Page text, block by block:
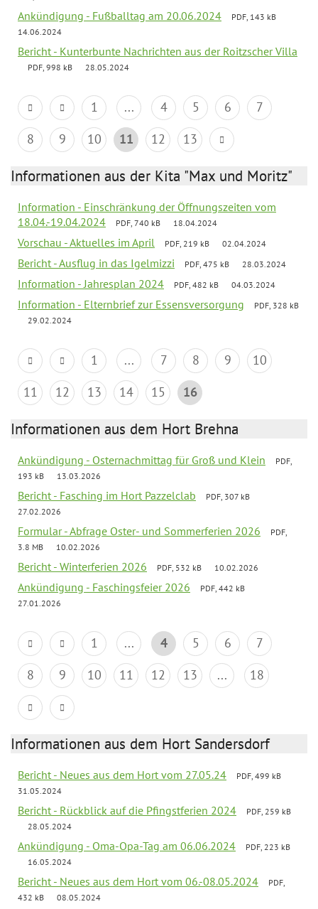
Ankündigung - Fußballtag am 20.06.2024
PDF, 143 kB
14.06.2024
Bericht - Kunterbunte Nachrichten aus der Roitzscher Villa
PDF, 998 kB 28.05.2024
1 ... 4 5 6
7
8
9 10 11 12 13
Informationen aus der Kita "Max und Moritz"
Information - Einschränkung der Öffnungszeiten vom
18.04.-19.04.2024
PDF, 740 kB 18.04.2024
Vorschau - Aktuelles im April PDF, 219 kB 02.04.2024
Bericht - Ausflug in das Igelmizzi PDF, 475 kB 28.03.2024
Information - Jahresplan 2024 PDF, 482 kB 04.03.2024
Information - Elternbrief zur Essensversorgung
PDF, 328 kB
29.02.2024
1 ... 7 8 9
10
11
12 13 14 15 16
Informationen aus dem Hort Brehna
Ankündigung - Osternachmittag für Groß und Klein
PDF,
193 kB
13.03.2026
Bericht - Fasching im Hort Pazzelclab
PDF, 307 kB
27.02.2026
Formular - Abfrage Oster- und Sommerferien 2026
PDF,
3.8 MB
10.02.2026
Bericht - Winterferien 2026 PDF, 532 kB 10.02.2026
Ankündigung - Faschingsfeier 2026
PDF, 442 kB
27.01.2026
1 ... 4 5 6
7
8
9 10 11 12 13 ... 18
Informationen aus dem Hort Sandersdorf
Bericht - Neues aus dem Hort vom 27.05.24
PDF, 499 kB
31.05.2024
Bericht - Rückblick auf die Pfingstferien 2024
PDF, 259 kB
28.05.2024
Ankündigung - Oma-Opa-Tag am 06.06.2024
PDF, 223 kB
16.05.2024
Bericht - Neues aus dem Hort vom 06.-08.05.2024
PDF,
432 kB
08.05.2024